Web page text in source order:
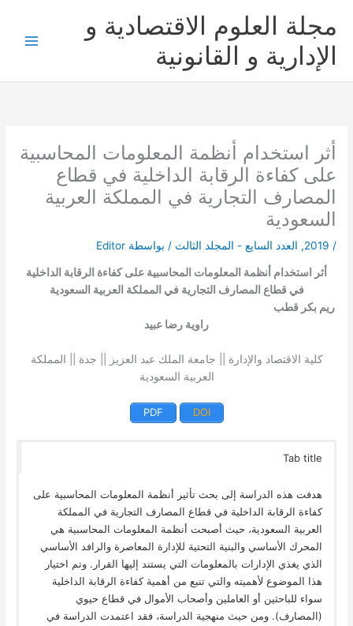
المحتوى
مجلة العلوم الاقتصادية و
الإدارية و القانونية
أثر استخدام أنظمة المعلومات المحاسبية
على كفاءة الرقابة الداخلية في قطاع
المصارف التجارية في المملكة العربية
السعودية
/
2019
, العدد السايع - المجلد الثالث / بواسطة Editor
أثر استخدام أنظمة المعلومات المحاسبية على كفاءة الرقابة الداخلية
في قطاع المصارف التجارية في المملكة العربية السعودية
ريم بكر قطب
راوية رضا عبيد
كلية الاقتصاد والإدارة || جامعة الملك عبد العزيز || جدة || المملكة
العربية السعودية
DOI
PDF
Tab title
هدفت هذه الدراسة إلى بحث تأثير أنظمة المعلومات المحاسبية على
كفاءة الرقابة الداخلية في قطاع المصارف التجارية في المملكة
العربية السعودية، حيث أصبحت أنظمة المعلومات المحاسبية هي
المحرك الأساسي والبنية التحتية للإدارة المعاصرة والرافد الأساسي
الذي يغذي الإدارات بالمعلومات التي يستند إليها القرار. وتم اختيار
هذا الموضوع لأهميته والتي تنبع من أهمية كفاءة الرقابة الداخلية
سواء للباحثين أو العاملين وأصحاب الأموال في قطاع حيوي
(المصارف). ومن حيث منهجية الدراسة، فقد اعتمدت الدراسة في